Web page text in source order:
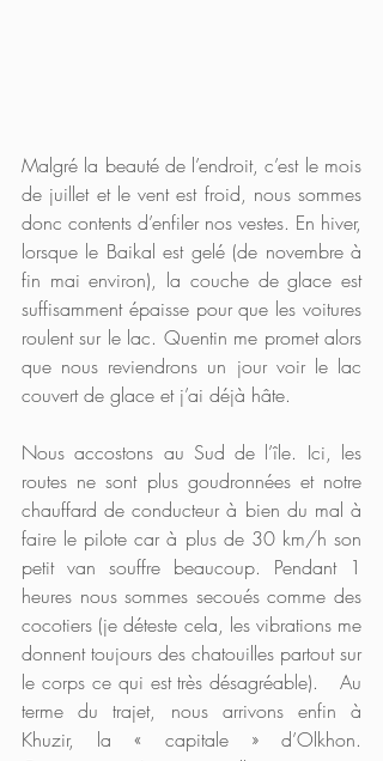
Malgré la beauté de l’endroit, c’est le mois
de juillet et le vent est froid, nous sommes
donc contents d’enfiler nos vestes. En hiver,
lorsque le Baikal est gelé (de novembre à
fin mai environ), la couche de glace est
suffisamment épaisse pour que les voitures
roulent sur le lac. Quentin me promet alors
que nous reviendrons un jour voir le lac
couvert de glace et j’ai déjà hâte.
Nous accostons au Sud de l’île. Ici, les
routes ne sont plus goudronnées et notre
chauffard de conducteur à bien du mal à
faire le pilote car à plus de 30 km/h son
petit van souffre beaucoup. Pendant 1
heures nous sommes secoués comme des
cocotiers (je déteste cela, les vibrations me
donnent toujours des chatouilles partout sur
le corps ce qui est très désagréable).   Au
terme du trajet, nous arrivons enfin à
Khuzir, la « capitale » d’Olkhon.